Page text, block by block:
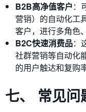
B2B高净值客户：
营销）的自动化工
客户，进行多角色
B2C快速消费品：
社群营销等自动化
的用户触达和复购
七、 常见问